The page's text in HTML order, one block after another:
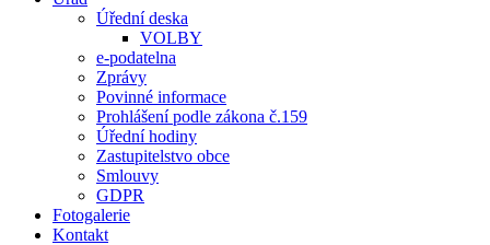
Úřední deska
VOLBY
e-podatelna
Zprávy
Povinné informace
Prohlášení podle zákona č.159
Úřední hodiny
Zastupitelstvo obce
Smlouvy
GDPR
Fotogalerie
Kontakt